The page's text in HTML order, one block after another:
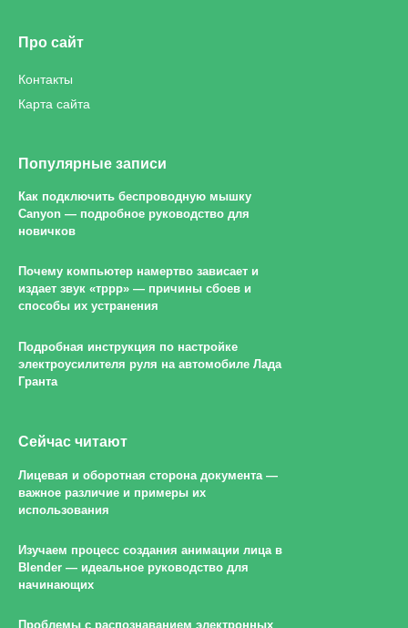
Про сайт
Контакты
Карта сайта
Популярные записи
Как подключить беспроводную мышку
Canyon — подробное руководство для
новичков
Почему компьютер намертво зависает и
издает звук «тррр» — причины сбоев и
способы их устранения
Подробная инструкция по настройке
электроусилителя руля на автомобиле Лада
Гранта
Сейчас читают
Лицевая и оборотная сторона документа —
важное различие и примеры их
использования
Изучаем процесс создания анимации лица в
Blender — идеальное руководство для
начинающих
Проблемы с распознаванием электронных